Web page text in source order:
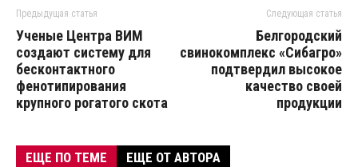
Предыдущая статья
Ученые Центра ВИМ
создают систему для
бесконтактного
фенотипирования
крупного рогатого скота
Следующая статья
Белгородский
свинокомплекс «Сибагро»
подтвердил высокое
качество своей
продукции
ЕЩЕ ПО ТЕМЕ ЕЩЕ ОТ АВТОРА